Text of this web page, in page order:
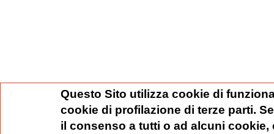
Questo Sito utilizza cookie di
cookie di profilazione di terze parti.
il consenso a tutti o ad alcuni